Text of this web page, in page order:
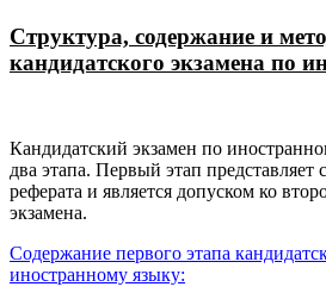
Структура, содержание и
кандидатского экзамена по
Кандидатский экзамен по
два этапа. Первый этап представляет
реферата и является допуском ко
экзамена.
Содержание первого этапа
иностранному языку: